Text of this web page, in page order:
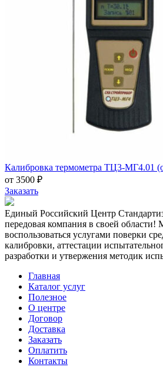
Калибровка термометра ТЦ3-МГ4.01
от 3500 ₽
Заказать
Единый Российский Центр
передовая компания в своей области!
воспользоваться услугами поверки
калибровки, аттестации
разработки и утвержения методик
Главная
Каталог услуг
Полезное
О центре
Договор
Доставка
Заказать
Оплатить
Контакты